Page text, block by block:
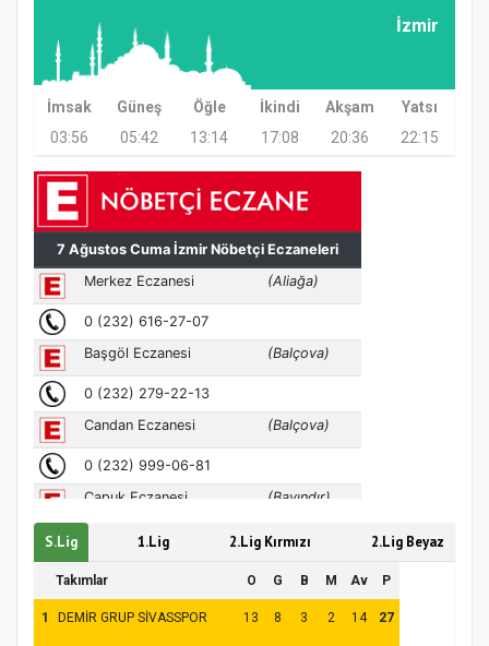
MÜFTÜ ABULSELAM ÖZDERE’YE ZİYARET
Hz. Peygamber ve Gençlik Konferansı
İzmir
İmsak Güneş Öğle İkindi Akşam
Yatsı
03:56
05:42 13:14 17:08 20:36 22:15
S.Lig 1.Lig 2.Lig Kırmızı 2.Lig Beyaz
Takımlar O G B M Av P
1 DEMİR GRUP SİVASSPOR 13 8 3 2 14 27